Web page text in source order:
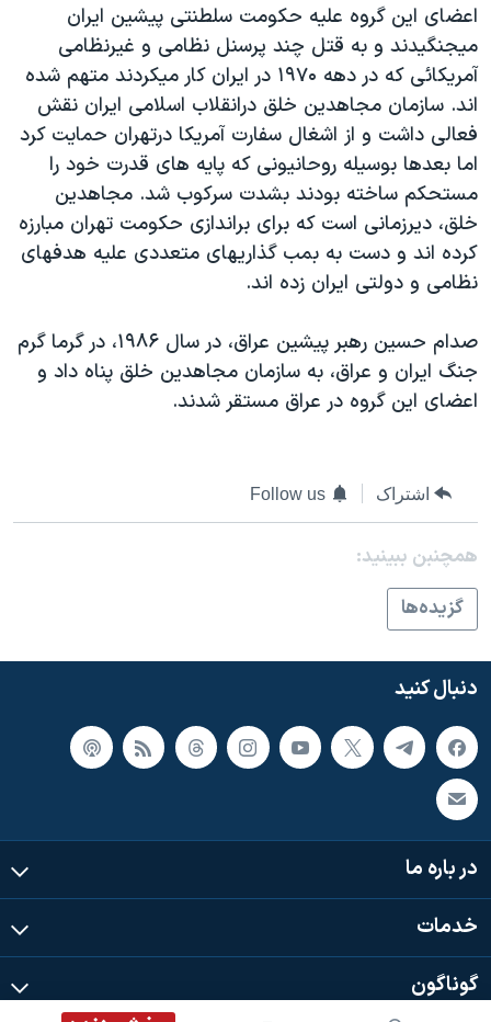
اعضای اين گروه عليه حکومت سلطنتی پيشين ايران
ميجنگيدند و به قتل چند پرسنل نظامی و غيرنظامی
آمريکائی که در دهه ۱۹۷۰ در ايران کار ميکردند متهم شده
اند. سازمان مجاهدين خلق درانقلاب اسلامی ايران نقش
فعالی داشت و از اشغال سفارت آمريکا درتهران حمايت کرد
اما بعدها بوسيله روحانيونی که پايه های قدرت خود را
مستحکم ساخته بودند بشدت سرکوب شد. مجاهدين
خلق، ديرزمانی است که برای براندازی حکومت تهران مبارزه
کرده اند و دست به بمب گذاريهای متعددی عليه هدفهای
نظامی و دولتی ايران زده اند.
صدام حسين رهبر پيشين عراق، در سال ۱۹۸۶، در گرما گرم
جنگ ايران و عراق، به سازمان مجاهدين خلق پناه داد و
اعضای اين گروه در عراق مستقر شدند.
اشتراک Follow us
همچنبن ببینید:
گزيده‌ها
دنبال کنید
در باره ما
خدمات
گوناگون